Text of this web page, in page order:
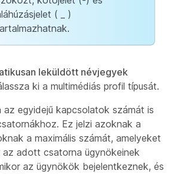
( _ )
leküldött névjegyek
ki a multimédiás profil típusát.
az egyidejű kapcsolatok számát is
Ez jelzi azoknak a
a maximális számát, amelyeket
az adott csatorna ügynökeinek
az ügynökök bejelentkeznek, és